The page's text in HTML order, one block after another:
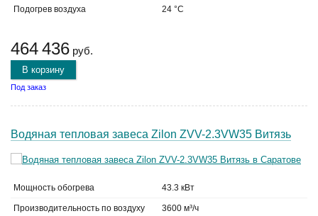
Подогрев воздуха 24 °C
464 436 руб.
В корзину
Под заказ
Водяная тепловая завеса Zilon ZVV-2.3VW35 Витязь
Мощность обогрева 43.3 кВт
Производительность по воздуху 3600 м³/ч